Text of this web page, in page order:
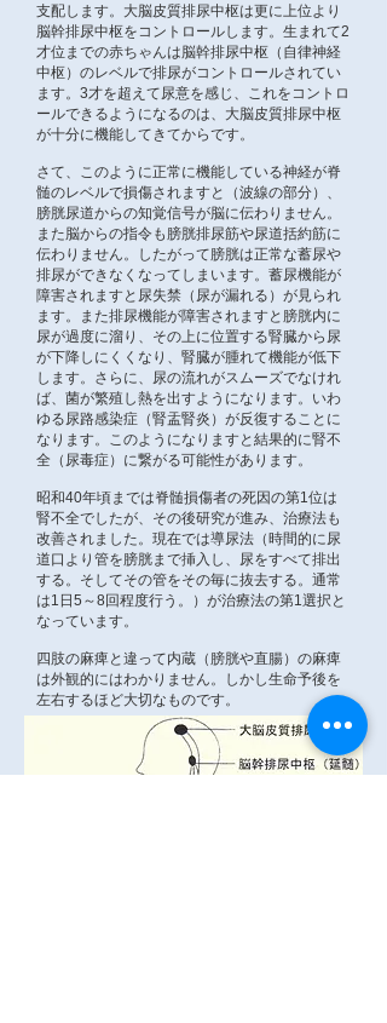
支配します。大脳皮質排尿中枢は更に上位より
脳幹排尿中枢をコントロールします。生まれて2
才位までの赤ちゃんは脳幹排尿中枢（自律神経
中枢）のレベルで排尿がコントロールされてい
ます。3才を超えて尿意を感じ、これをコントロ
ールできるようになるのは、大脳皮質排尿中枢
が十分に機能してきてからです。
さて、このように正常に機能している神経が脊
髄のレベルで損傷されますと（波線の部分）、
膀胱尿道からの知覚信号が脳に伝わりません。
また脳からの指令も膀胱排尿筋や尿道括約筋に
伝わりません。したがって膀胱は正常な蓄尿や
排尿ができなくなってしまいます。蓄尿機能が
障害されますと尿失禁（尿が漏れる）が見られ
ます。また排尿機能が障害されますと膀胱内に
尿が過度に溜り、その上に位置する腎臓から尿
が下降しにくくなり、腎臓が腫れて機能が低下
します。さらに、尿の流れがスムーズでなけれ
ば、菌が繁殖し熱を出すようになります。いわ
ゆる尿路感染症（腎盂腎炎）が反復することに
なります。このようになりますと結果的に腎不
全（尿毒症）に繋がる可能性があります。
昭和40年頃までは脊髄損傷者の死因の第1位は
腎不全でしたが、その後研究が進み、治療法も
改善されました。現在では導尿法（時間的に尿
道口より管を膀胱まで挿入し、尿をすべて排出
する。そしてその管をその毎に抜去する。通常
は1日5～8回程度行う。）が治療法の第1選択と
なっています。
四肢の麻痺と違って内蔵（膀胱や直腸）の麻痺
は外観的にはわかりません。しかし生命予後を
左右するほど大切なものです。